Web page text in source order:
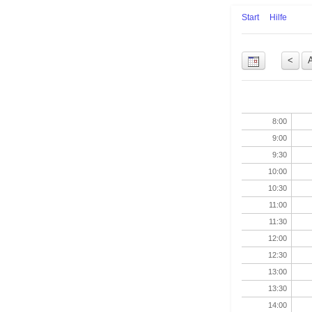
Start Hilfe
8:00
9:00
9:30
10:00
10:30
11:00
11:30
12:00
12:30
13:00
13:30
14:00